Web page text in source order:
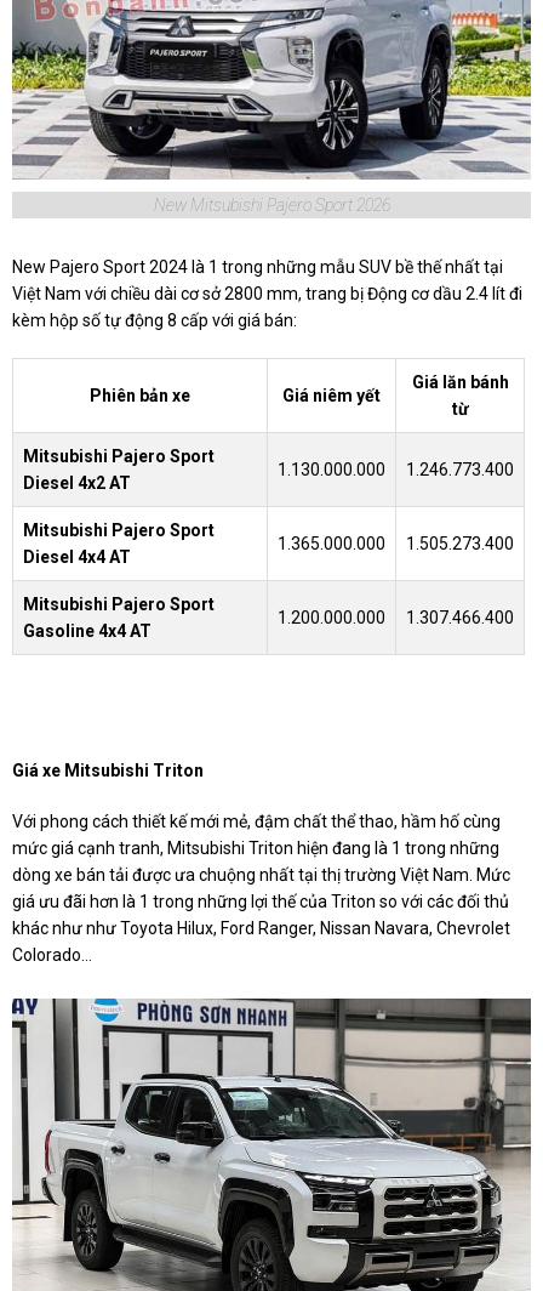
New Mitsubishi Pajero Sport 2026
New Pajero Sport 2024 là 1 trong những mẫu SUV bề thế nhất tại
Việt Nam với chiều dài cơ sở 2800 mm, trang bị Động cơ dầu 2.4 lít đi
kèm hộp số tự động 8 cấp với giá bán:
Phiên bản xe Giá niêm yết
Giá lăn bánh
từ
Mitsubishi Pajero Sport
Diesel 4x2 AT
1.130.000.000 1.246.773.400
Mitsubishi Pajero Sport
Diesel 4x4 AT
1.365.000.000 1.505.273.400
Mitsubishi Pajero Sport
Gasoline 4x4 AT
1.200.000.000 1.307.466.400
Giá xe Mitsubishi Triton
Với phong cách thiết kế mới mẻ, đậm chất thể thao, hầm hố cùng
mức giá cạnh tranh, Mitsubishi Triton hiện đang là 1 trong những
dòng xe bán tải được ưa chuộng nhất tại thị trường Việt Nam. Mức
giá ưu đãi hơn là 1 trong những lợi thế của Triton so với các đối thủ
khác như như Toyota Hilux, Ford Ranger, Nissan Navara, Chevrolet
Colorado…